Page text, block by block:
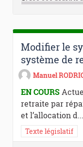
Modifier le
système de
Manuel
EN COURS
retraite par
et l’allocation d...
Texte législatif